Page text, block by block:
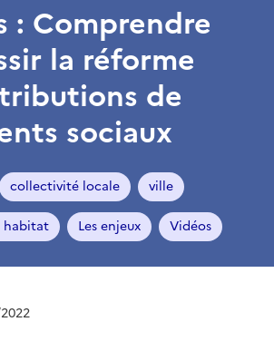
: Comprendre
la réforme
de
sociaux
collectivité locale ville
habitat Les enjeux Vidéos